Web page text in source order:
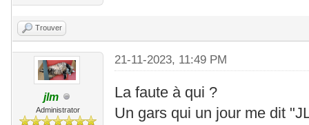
Trouver
jlm
Administrator
21-11-2023, 11:49 PM
La faute à qui ?
Un gars qui un jour me dit